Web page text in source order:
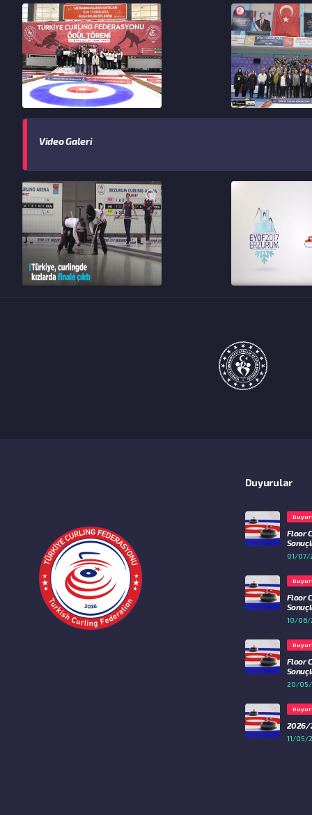
Video Galeri
Duyurular
Floor
01/07/
Floor
10/06/
Floor
20/05/
2026/
11/05/